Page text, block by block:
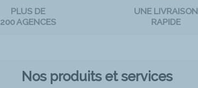
PLUS DE
200 AGENCES
UNE LIVRAISON
RAPIDE
Nos produits et services